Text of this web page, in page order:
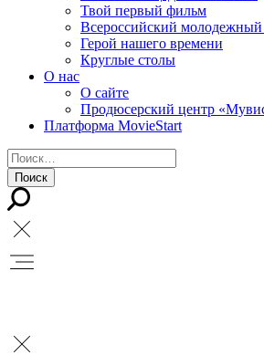
Твой первый фильм
Всероссийский
Герой нашего времени
Круглые столы
О нас
О сайте
Продюсерский центр
Платформа MovieStart